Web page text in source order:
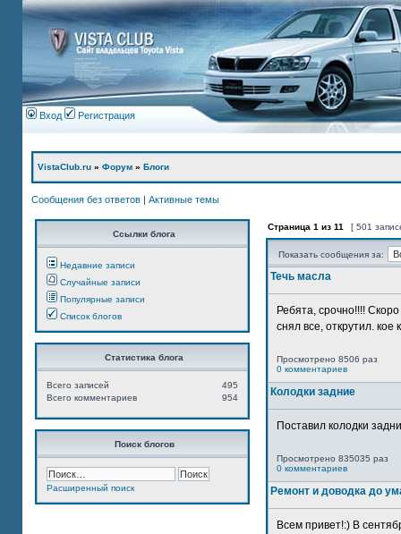
Вход Регистрация
VistaClub.ru » Форум » Блоги
Сообщения без ответов | Активные темы
Ссылки блога
Недавние записи
Случайные записи
Популярные записи
Список блогов
Статистика блога
495
Всего записей
954
Всего комментариев
Поиск блогов
Расширенный поиск
Страница 1 из 11 [ 501
Показать сообщения за:
Течь масла
Ребята, срочно!!!!
снял все, открутил. кое
Просмотрено 8506 раз
0 комментариев
Колодки задние
Поставил колодки
Просмотрено 835035 раз
0 комментариев
Ремонт и доводка до
Всем привет!:) В